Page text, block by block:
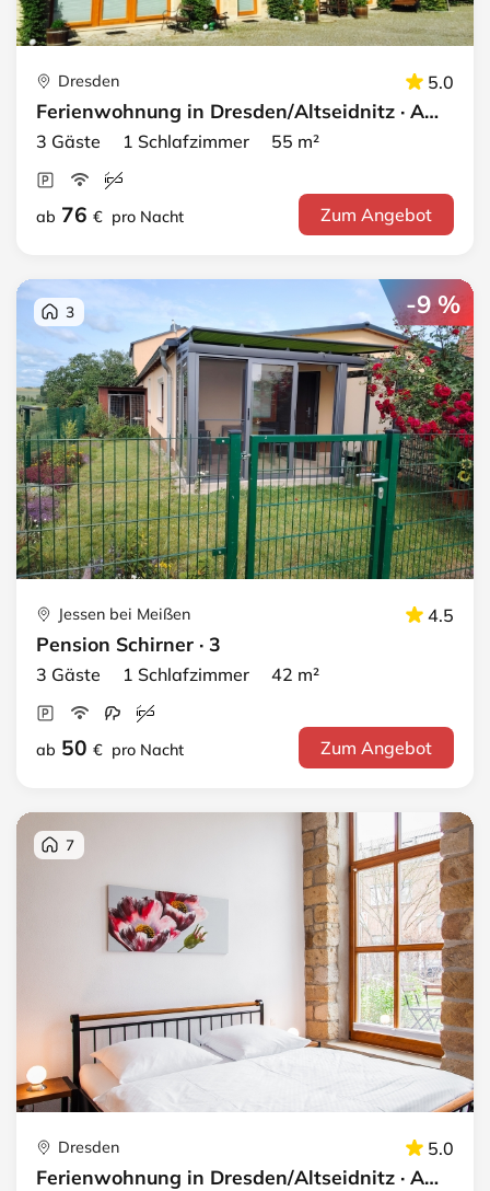
Dresden 5.0
Ferienwohnung in Dresden/Altseidnitz · Apartment 1
3 Gäste 1 Schlafzimmer 55 m²
ab 76 € pro Nacht Zum Angebot
-9 %
3
Jessen bei Meißen 4.5
Pension Schirner · 3
3 Gäste 1 Schlafzimmer 42 m²
ab 50 € pro Nacht Zum Angebot
7
Dresden 5.0
Ferienwohnung in Dresden/Altseidnitz · Apartment 6